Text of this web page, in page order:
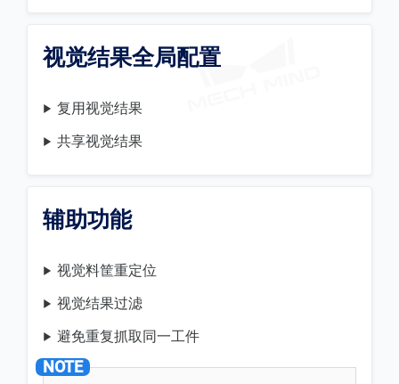
视觉结果全局配置
复用视觉结果
共享视觉结果
辅助功能
视觉料筐重定位
视觉结果过滤
避免重复抓取同一工件